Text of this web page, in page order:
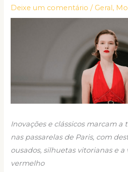
Deixe um comentário / Geral,
Inovações e clássicos marcam a
nas passarelas de Paris, com
ousados, silhuetas vitorianas e
vermelho